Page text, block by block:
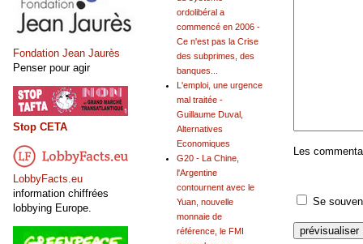
Les
Se
ordolibéral a
commencé en 2006 -
Ce n'est pas la Crise
des subprimes, des
banques...
L'emploi, une urgence
mal traitée -
Guillaume Duval,
Alternatives
Economiques
G20 - La Chine,
l'Argentine
contournent avec le
Yuan, nouvelle
monnaie de
référence, le FMI
Fondation Jean Jaurès
Penser pour agir
Stop CETA
LobbyFacts.eu
information chiffrées
lobbying Europe.